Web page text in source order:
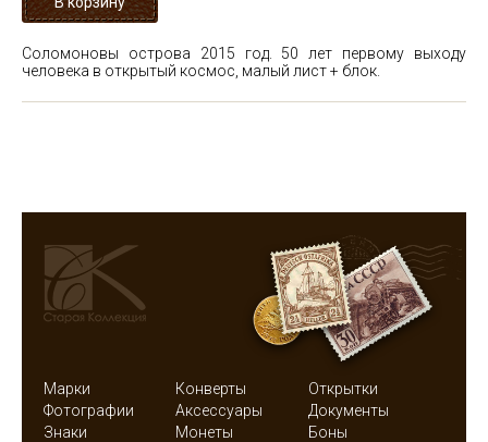
Соломоновы острова 2015 год. 50 лет первому выходу
человека в открытый космос, малый лист + блок.
Марки Конверты
Открытки
Фотографии
Аксессуары
Документы
Знаки
Монеты Боны